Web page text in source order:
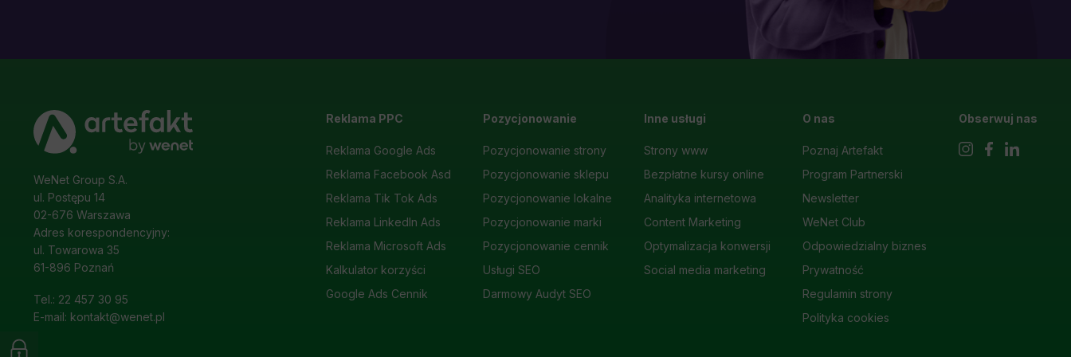
WeNet Group S.A.
ul. Postępu 14
02-676 Warszawa
Adres korespondencyjny:
ul. Towarowa 35
61-896 Poznań
Tel.: 22 457 30 95
E-mail: kontakt@wenet.pl
Reklama PPC
Reklama Google Ads
Reklama Facebook Asd
Reklama Tik Tok Ads
Reklama LinkedIn Ads
Reklama Microsoft Ads
Kalkulator korzyści
Google Ads Cennik
Pozycjonowanie
Pozycjonowanie strony
Pozycjonowanie sklepu
Pozycjonowanie lokalne
Pozycjonowanie marki
Pozycjonowanie cennik
Usługi SEO
Darmowy Audyt SEO
Inne usługi
Strony www
Bezpłatne kursy online
Analityka internetowa
Content Marketing
Optymalizacja konwersji
Social media marketing
O nas
Poznaj Artefakt
Program Partnerski
Newsletter
WeNet Club
Odpowiedzialny biznes
Prywatność
Regulamin strony
Polityka cookies
Obserwuj nas